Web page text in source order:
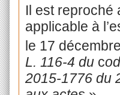
Il est reproché
applicable à
le 17
L. 116-4 du c
2015-1776 du